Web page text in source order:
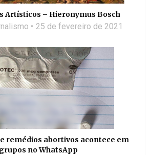
Artísticos – Hieronymus Bosch
25 de fevereiro de 2021
remédios abortivos acontece em
grupos no WhatsApp